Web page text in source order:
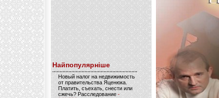
Найпопулярніше
Новый налог на недвижимость
от правительства Яценюка.
Платить, съехать, снести или
сжечь? Расследование-